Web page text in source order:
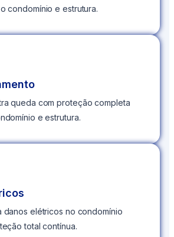
condomínio e estrutura.
queda com proteção completa
e estrutura.
danos elétricos no condomínio
total contínua.